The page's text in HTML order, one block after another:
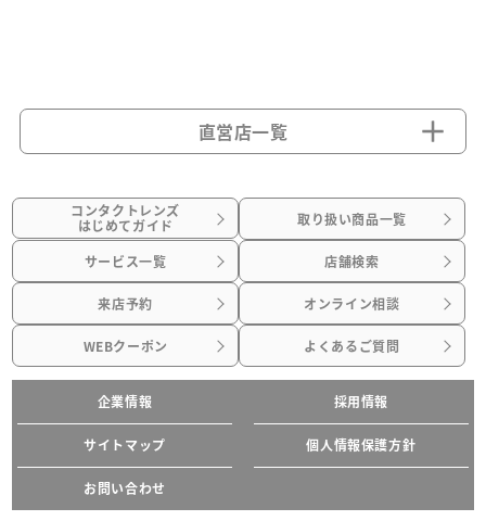
直営店一覧
コンタクトレンズ
はじめてガイド 取り扱い商品一覧
サービス一覧 店舗検索
来店予約 オンライン相談
WEBクーポン よくあるご質問
企業情報 採用情報
サイトマップ 個人情報保護方針
お問い合わせ